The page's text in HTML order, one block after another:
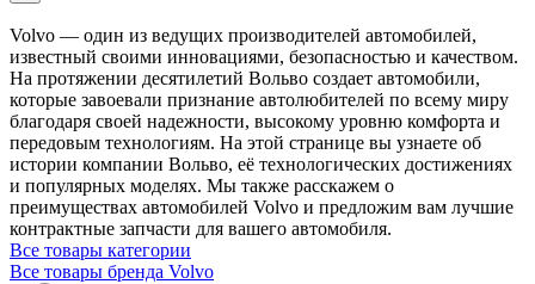
Volvo — один из ведущих производителей автомобилей,
известный своими инновациями, безопасностью и качеством.
На протяжении десятилетий Вольво создает автомобили,
которые завоевали признание автолюбителей по всему миру
благодаря своей надежности, высокому уровню комфорта и
передовым технологиям. На этой странице вы узнаете об
истории компании Вольво, её технологических достижениях
и популярных моделях. Мы также расскажем о
преимуществах автомобилей Volvo и предложим вам лучшие
контрактные запчасти для вашего автомобиля.
Все товары категории
Все товары бренда Volvo